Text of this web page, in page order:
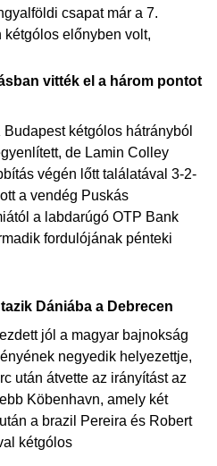
csapat már a 7.
kétgólos előnyben volt,
vitték el a három pontot
Budapest kétgólos hátrányból
de Lamin Colley
végén lőtt találatával 3-2-
a vendég Puskás
a labdarúgó OTP Bank
fordulójának pénteki
Dániába a Debrecen
jól a magyar bajnokság
negyedik helyezettje,
után átvette az irányítást az
Köbenhavn, amely két
a brazil Pereira és Robert
kétgólos